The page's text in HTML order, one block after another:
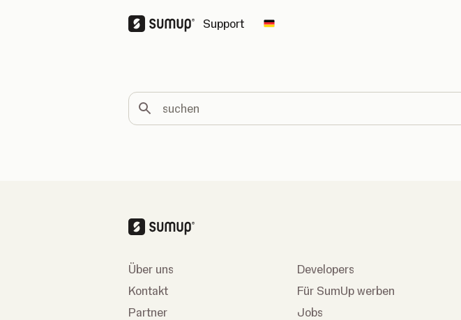
Support Change country
suchen
Über uns
Kontakt
Partner
Developers
Für SumUp werben
Jobs